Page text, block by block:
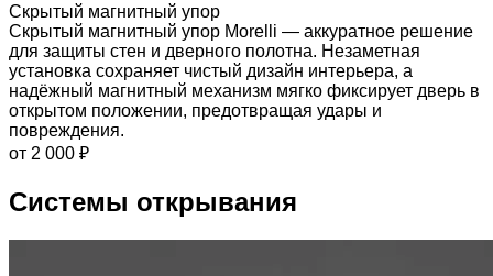
Скрытый магнитный упор
Скрытый магнитный упор Morelli — аккуратное решение
для защиты стен и дверного полотна. Незаметная
установка сохраняет чистый дизайн интерьера, а
надёжный магнитный механизм мягко фиксирует дверь в
открытом положении, предотвращая удары и
повреждения.
от 2 000 ₽
Системы открывания